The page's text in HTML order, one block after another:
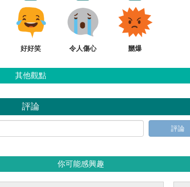
好好笑 令人傷心 嬲爆
其他觀點
評論
評論
你可能感興趣